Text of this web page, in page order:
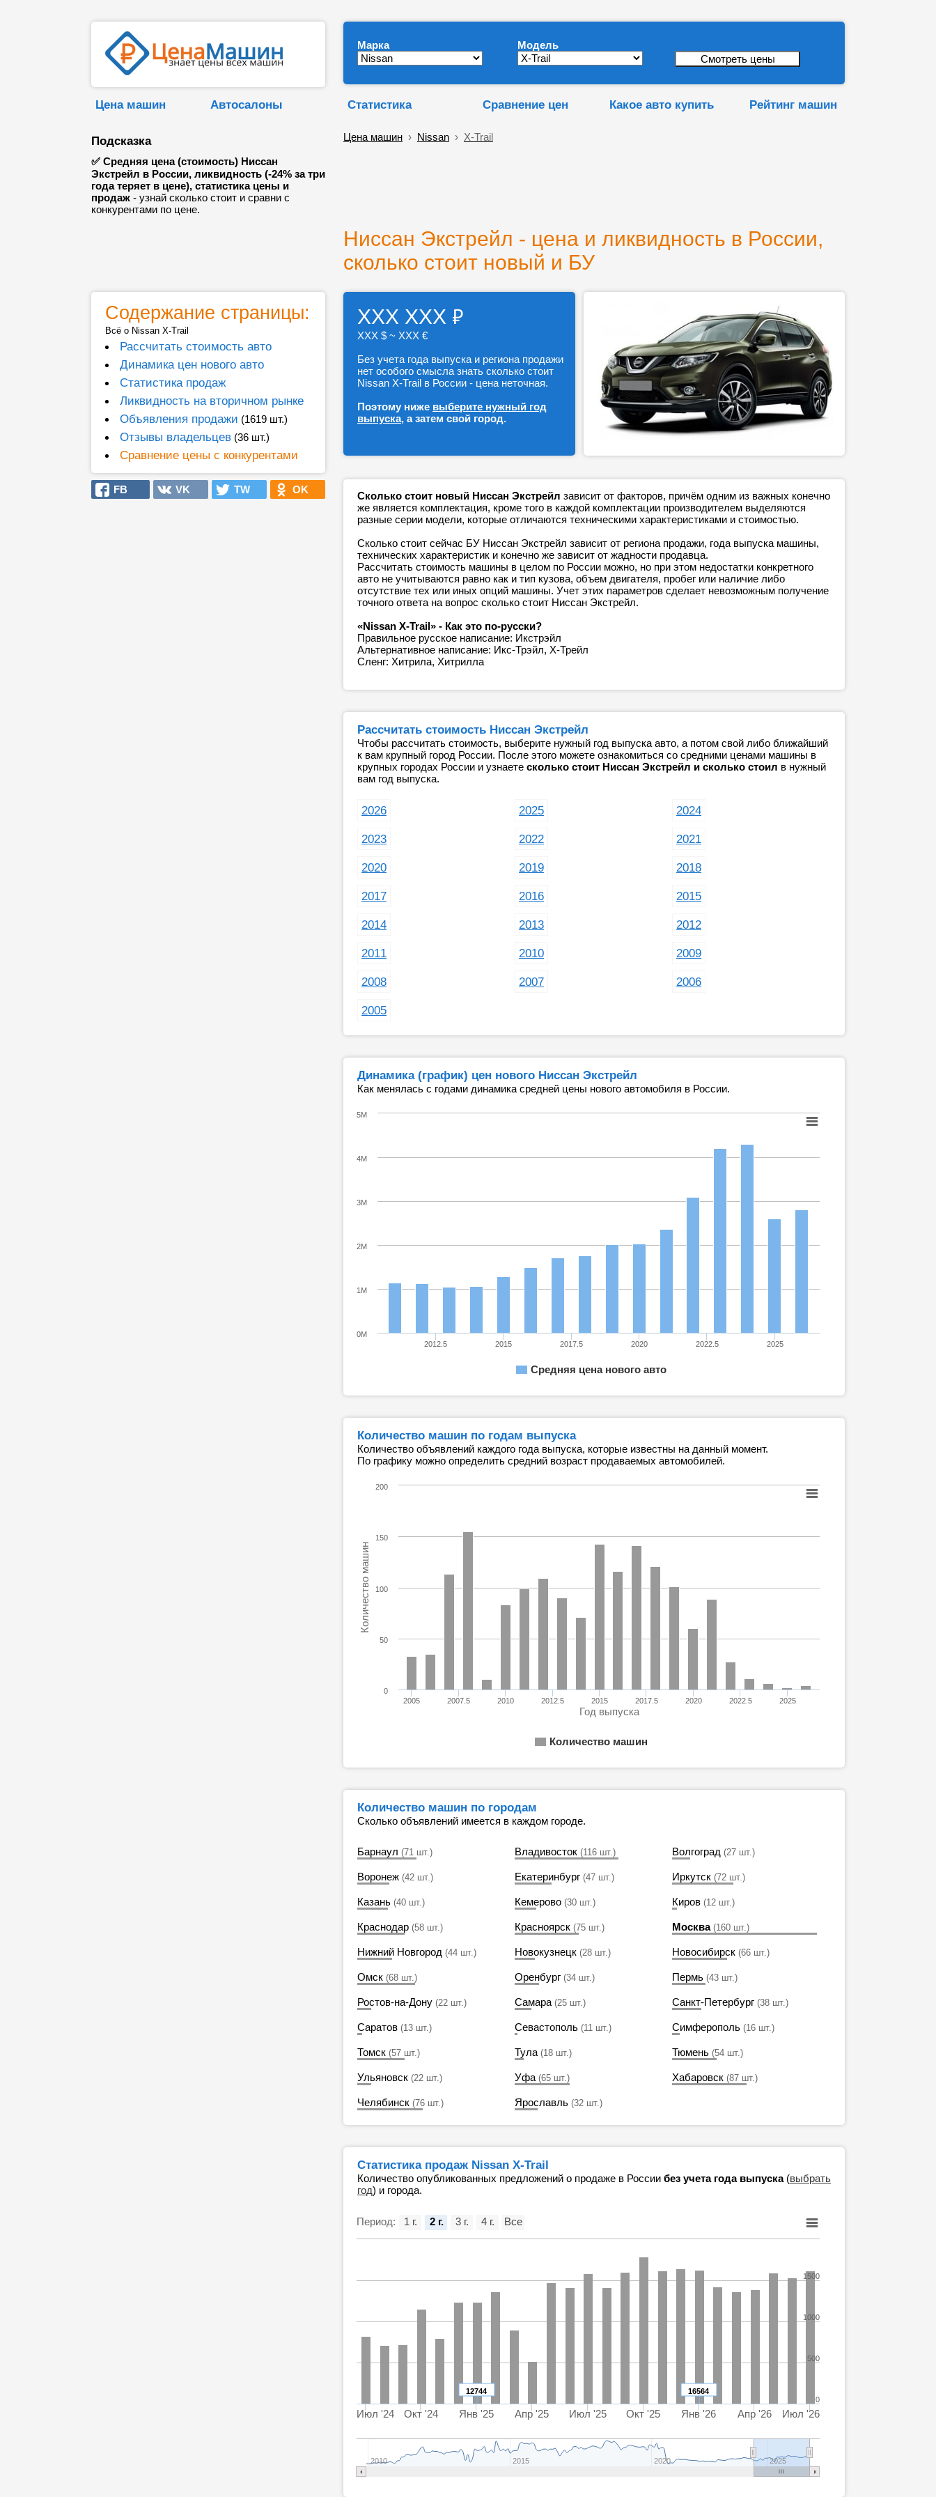
Марка Модель
Цена машин Автосалоны Статистика Сравнение цен Какое авто купить Рейтинг машин
Подсказка
✅ Средняя цена (стоимость) Ниссан
Экстрейл в России, ликвидность (-24% за три
года теряет в цене), статистика цены и
продаж - узнай сколько стоит и сравни с
конкурентами по цене.
Цена машин › Nissan › X-Trail
Ниссан Экстрейл - цена и ликвидность в России,
сколько стоит новый и БУ
Содержание страницы:
Всё о Nissan X-Trail
Рассчитать стоимость авто
Динамика цен нового авто
Статистика продаж
Ликвидность на вторичном рынке
Объявления продажи (1619 шт.)
Отзывы владельцев (36 шт.)
Сравнение цены с конкурентами
FB VK TW OK
ХХХ ХХХ ₽
ХХХ $ ~ ХХХ €
Без учета года выпуска и региона продажи
нет особого смысла знать сколько стоит
Nissan X-Trail в России - цена неточная.
Поэтому ниже выберите нужный год
выпуска, а затем свой город.
Сколько стоит новый Ниссан Экстрейл зависит от факторов, причём одним из важных конечно
же является комплектация, кроме того в каждой комплектации производителем выделяются
разные серии модели, которые отличаются техническими характеристиками и стоимостью.
Сколько стоит сейчас БУ Ниссан Экстрейл зависит от региона продажи, года выпуска машины,
технических характеристик и конечно же зависит от жадности продавца.
Рассчитать стоимость машины в целом по России можно, но при этом недостатки конкретного
авто не учитываются равно как и тип кузова, объем двигателя, пробег или наличие либо
отсутствие тех или иных опций машины. Учет этих параметров сделает невозможным получение
точного ответа на вопрос сколько стоит Ниссан Экстрейл.
«Nissan X-Trail» - Как это по-русски?
Правильное русское написание: Икстрэйл
Альтернативное написание: Икс-Трэйл, Х-Трейл
Сленг: Хитрила, Хитрилла
Рассчитать стоимость Ниссан Экстрейл
Чтобы рассчитать стоимость, выберите нужный год выпуска авто, а потом свой либо ближайший
к вам крупный город России. После этого можете ознакомиться со средними ценами машины в
крупных городах России и узнаете сколько стоит Ниссан Экстрейл и сколько стоил в нужный
вам год выпуска.
2026 2025 2024
2023 2022 2021
2020 2019 2018
2017 2016 2015
2014 2013 2012
2011 2010 2009
2008 2007 2006
2005
Динамика (график) цен нового Ниссан Экстрейл
Как менялась с годами динамика средней цены нового автомобиля в России.
Средняя цена нового авто
2012.5 2015 2017.5 2020 2022.5 2025
0M
1M
2M
3M
4M
5M
Количество машин по годам выпуска
Количество объявлений каждого года выпуска, которые известны на данный момент.
По графику можно определить средний возраст продаваемых автомобилей.
Год выпуска
Количество машин
Количество машин
2005 2007.5 2010 2012.5 2015 2017.5 2020 2022.5 2025
0
50
100
150
200
Количество машин по городам
Сколько объявлений имеется в каждом городе.
Барнаул (71 шт.) Владивосток (116 шт.) Волгоград (27 шт.)
Воронеж (42 шт.) Екатеринбург (47 шт.) Иркутск (72 шт.)
Казань (40 шт.) Кемерово (30 шт.) Киров (12 шт.)
Краснодар (58 шт.) Красноярск (75 шт.) Москва (160 шт.)
Нижний Новгород (44 шт.) Новокузнецк (28 шт.) Новосибирск (66 шт.)
Омск (68 шт.) Оренбург (34 шт.) Пермь (43 шт.)
Ростов-на-Дону (22 шт.) Самара (25 шт.) Санкт-Петербург (38 шт.)
Саратов (13 шт.) Севастополь (11 шт.) Симферополь (16 шт.)
Томск (57 шт.) Тула (18 шт.) Тюмень (54 шт.)
Ульяновск (22 шт.) Уфа (65 шт.) Хабаровск (87 шт.)
Челябинск (76 шт.) Ярославль (32 шт.)
Статистика продаж Nissan X-Trail
Количество опубликованных предложений о продаже в России без учета года выпуска(выбрать
год) и города.
Период:
16564
12744
Июл '24 Окт '24 Янв '25 Апр '25 Июл '25 Окт '25 Янв '26 Апр '26 Июл '26
2010 2015 2020 2025
0
500
1000
1500
1 г. 2 г. 3 г. 4 г. Все